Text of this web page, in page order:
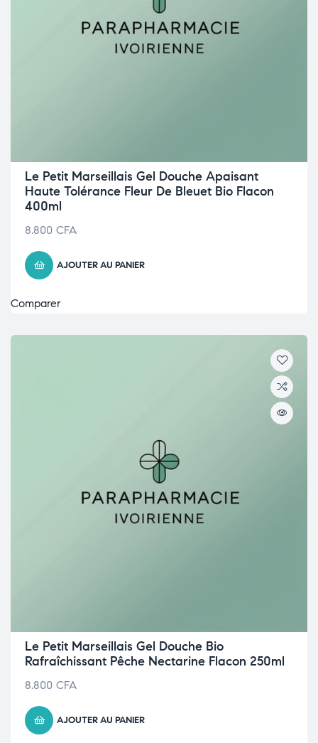
Le Petit Marseillais Gel Douche Apaisant
Haute Tolérance Fleur De Bleuet Bio Flacon
400ml
8.800 CFA
AJOUTER AU PANIER
Comparer
Le Petit Marseillais Gel Douche Bio
Rafraîchissant Pêche Nectarine Flacon 250ml
8.800 CFA
AJOUTER AU PANIER